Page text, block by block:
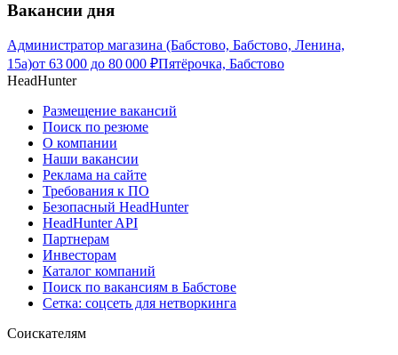
Вакансии дня
Администратор магазина (Бабстово, Бабстово, Ленина,
15а)от 63 000 до 80 000 ₽Пятёрочка, Бабстово
HeadHunter
Размещение вакансий
Поиск по резюме
О компании
Наши вакансии
Реклама на сайте
Требования к ПО
Безопасный HeadHunter
HeadHunter API
Партнерам
Инвесторам
Каталог компаний
Поиск по вакансиям в Бабстове
Сетка: соцсеть для нетворкинга
Соискателям